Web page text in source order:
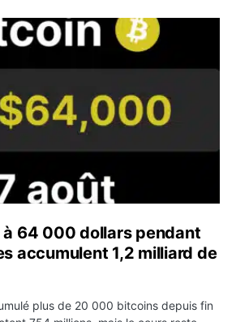
000 dollars pendant que les
64 000 dollars pendant
accumulent 1,2 milliard de
plus de 20 000 bitcoins depuis fin